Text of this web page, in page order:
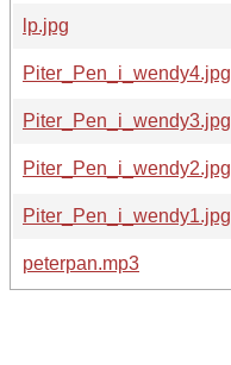
lp.jpg
Piter_Pen_i_wendy4.jpg
Piter_Pen_i_wendy3.jpg
Piter_Pen_i_wendy2.jpg
Piter_Pen_i_wendy1.jpg
peterpan.mp3